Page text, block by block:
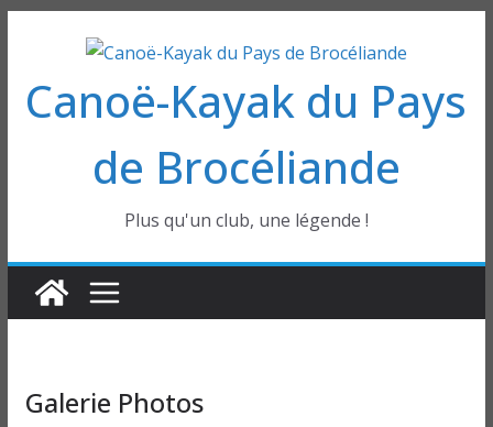
contenu
Canoë-Kayak du Pays
de Brocéliande
Plus qu'un club, une légende !
Galerie Photos